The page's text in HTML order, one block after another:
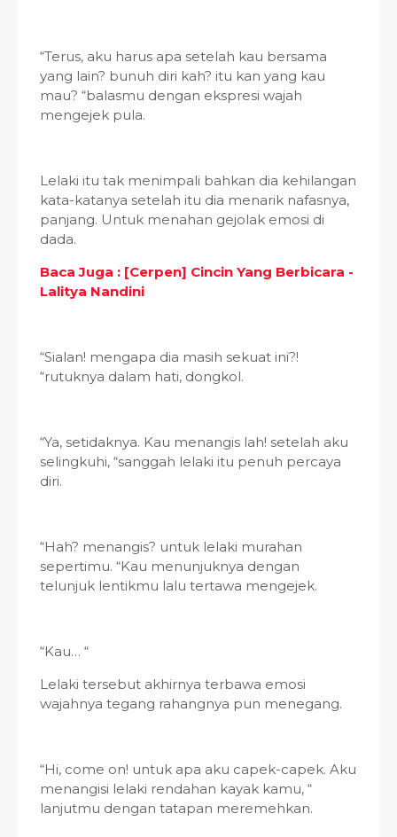
“Terus, aku harus apa setelah kau bersama
yang lain? bunuh diri kah? itu kan yang kau
mau? “balasmu dengan ekspresi wajah
mengejek pula.
Lelaki itu tak menimpali bahkan dia kehilangan
kata-katanya setelah itu dia menarik nafasnya,
panjang. Untuk menahan gejolak emosi di
dada.
Baca Juga : [Cerpen] Cincin Yang Berbicara -
Lalitya Nandini
“Sialan! mengapa dia masih sekuat ini?!
“rutuknya dalam hati, dongkol.
“Ya, setidaknya. Kau menangis lah! setelah aku
selingkuhi, “sanggah lelaki itu penuh percaya
diri.
“Hah? menangis? untuk lelaki murahan
sepertimu. “Kau menunjuknya dengan
telunjuk lentikmu lalu tertawa mengejek.
“Kau… “
Lelaki tersebut akhirnya terbawa emosi
wajahnya tegang rahangnya pun menegang.
“Hi, come on! untuk apa aku capek-capek. Aku
menangisi lelaki rendahan kayak kamu, “
lanjutmu dengan tatapan meremehkan.